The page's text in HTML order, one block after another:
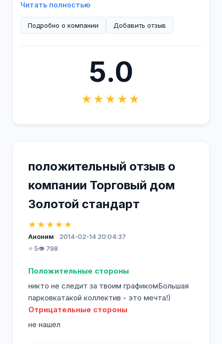
Читать полностью
Подробно о компании Добавить отзыв
5.0
★★★★★
положительный отзыв о
компании Торговый дом
Золотой стандарт
★★★★★
Аноним
2014-02-14 20:04:37
⭐ 5👁️ 798
Положительные стороны
никто не следит за твоим графикомБольшая
парковкатакой коллектив - это мечта!)
Отрицательные стороны
не нашел